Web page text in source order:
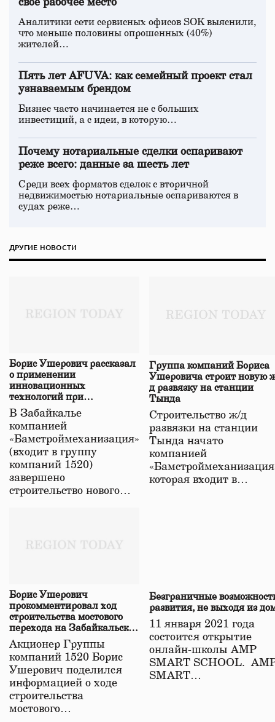
свое рабочее место
Аналитики сети сервисных офисов SOK выяснили,
что меньше половины опрошенных (40%)
жителей…
Пять лет AFUVA: как семейный проект стал
узнаваемым брендом
Бизнес часто начинается не с больших
инвестиций, а с идеи, в которую…
Почему нотариальные сделки оспаривают
реже всего: данные за шесть лет
Среди всех форматов сделок с вторичной
недвижимостью нотариальные оспариваются в
судах реже…
ДРУГИЕ НОВОСТИ
Борис Ушерович рассказал
о применении
инновационных
технологий при
строительстве нового моста
в Забайкалье
В Забайкалье
компанией
«Бамстроймеханизация»
(входит в группу
компаний 1520)
завершено
строительство нового…
Группа компаний Бориса
Ушеровича строит новую
д развязку на станции
Тында
Строительство ж/д
развязки на станции
Тында начато
компанией
которая входит в…
Борис Ушерович
прокомментировал ход
строительства мостового
перехода на Забайкальской
железной дороге
Акционер Группы
компаний 1520 Борис
Ушерович поделился
информацией о ходе
строительства
мостового…
Безграничные
развития, не выходя из
11 января 2021 года
состоится открытие
онлайн-школы АМР
SMART SCHOOL.
SMART…